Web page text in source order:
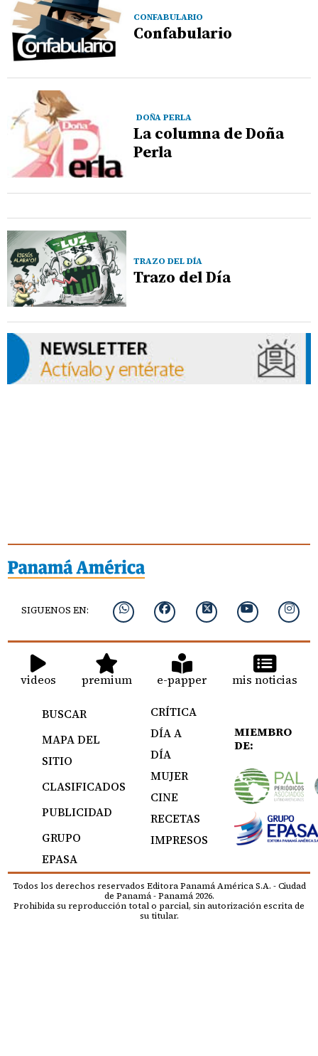
CONFABULARIO
Confabulario
DOÑA PERLA
La columna de Doña
Perla
TRAZO DEL DÍA
Trazo del Día
SIGUENOS EN:
videos premium e-papper mis noticias
BUSCAR
MAPA DEL
SITIO
CLASIFICADOS
PUBLICIDAD
GRUPO
EPASA
CRÍTICA
DÍA A
DÍA
MUJER
CINE
RECETAS
IMPRESOS
MIEMBRO
DE:
Todos los derechos reservados Editora Panamá América S.A. - Ciudad
de Panamá - Panamá 2026.
Prohibida su reproducción total o parcial, sin autorización escrita de
su titular.